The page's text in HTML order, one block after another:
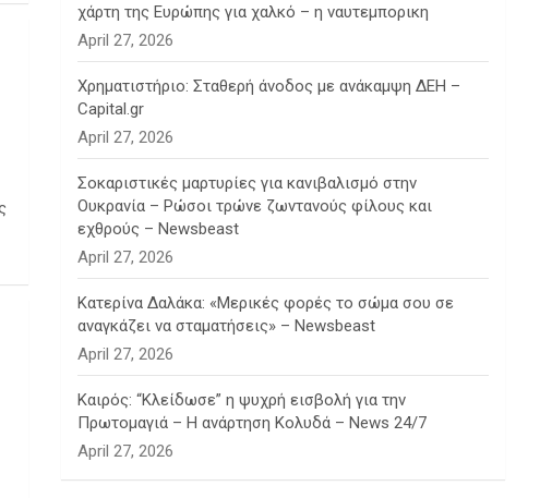
χάρτη της Ευρώπης για χαλκό – η ναυτεμπορικη
April 27, 2026
Χρηματιστήριο: Σταθερή άνοδος με ανάκαμψη ΔΕΗ –
Capital.gr
April 27, 2026
Σοκαριστικές μαρτυρίες για κανιβαλισμό στην
Ουκρανία – Ρώσοι τρώνε ζωντανούς φίλους και
εχθρούς – Newsbeast
April 27, 2026
Κατερίνα Δαλάκα: «Μερικές φορές το σώμα σου σε
αναγκάζει να σταματήσεις» – Newsbeast
April 27, 2026
Καιρός: “Κλείδωσε” η ψυχρή εισβολή για την
Πρωτομαγιά – Η ανάρτηση Κολυδά – News 24/7
April 27, 2026